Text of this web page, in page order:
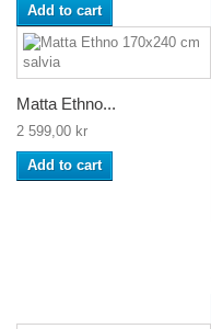
Add to cart
Matta Ethno...
2 599,00 kr
Add to cart